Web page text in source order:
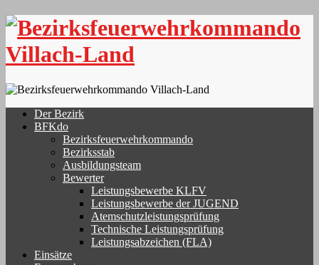
Skip
content
Der Bezirk
BFKdo
Bezirksfeuerwehrkommando
Bezirksstab
Ausbildungsteam
Bewerter
Leistungsbewerbe KLFV
Leistungsbewerbe der JUGEND
Atemschutzleistungsprüfung
Technische Leistungsprüfung
Leistungsabzeichen (FLA)
Einsätze